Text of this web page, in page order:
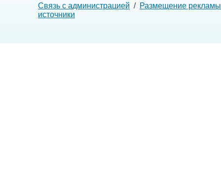
Связь с администрацией / Размещение рекламы
источники